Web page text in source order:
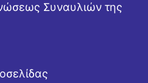
Συναυλιών της